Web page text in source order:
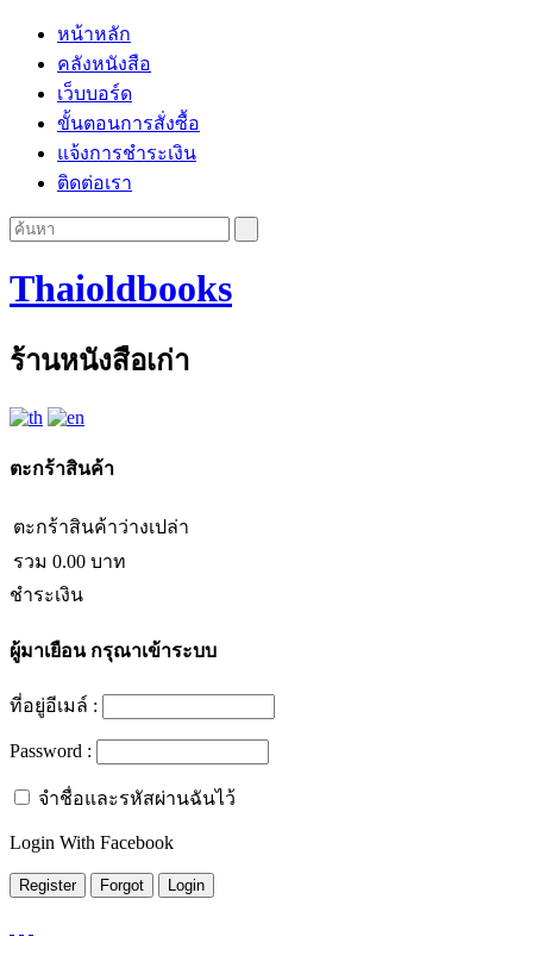
หน้าหลัก
คลังหนังสือ
เว็บบอร์ด
ขั้นตอนการสั่งซื้อ
แจ้งการชำระเงิน
ติดต่อเรา
Thaioldbooks
ร้านหนังสือเก่า
ตะกร้าสินค้า
ตะกร้าสินค้าว่างเปล่า
รวม 0.00 บาท
ชำระเงิน
ผู้มาเยือนกรุณาเข้าระบบ
ที่อยู่อีเมล์ :
Password :
จำชื่อและรหัสผ่านฉันไว้
Login With Facebook